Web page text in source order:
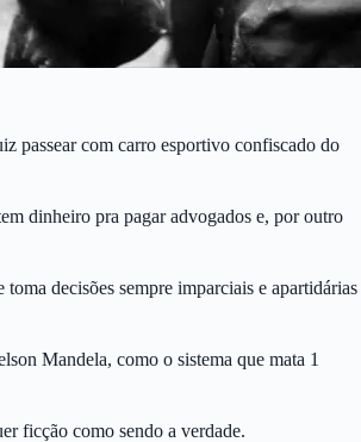
passear com carro esportivo confiscado do
dinheiro pra pagar advogados e, por outro
decisões sempre imparciais e apartidárias
Mandela, como o sistema que mata 1
ficção como sendo a verdade.